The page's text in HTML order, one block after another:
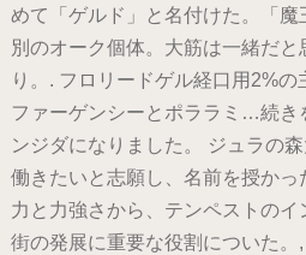
めて「ゲルド」と名付けた。「
別のオーク個体。大筋は一緒だと
り。. フロリードゲル経口用2%の
ファーゲンシーとポララミ…続き
ンジダになりました。 ジュラの
働きたいと志願し、名前を授か
力と力強さから、テンペストのイ
街の発展に重要な役割についた。